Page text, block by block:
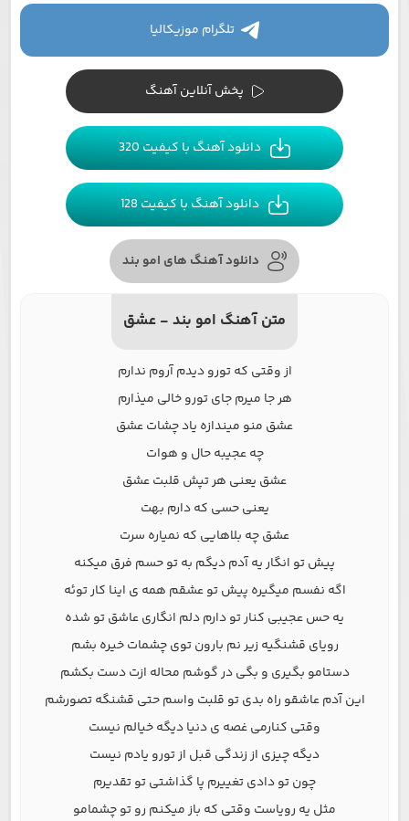
تلگرام موزیکالیا
پخش آنلاین آهنگ
دانلود آهنگ با کیفیت 320
دانلود آهنگ با کیفیت 128
دانلود آهنگ های امو بند
متن آهنگ امو بند - عشق
از وقتی که تورو دیدم آروم ندارم
هر جا میرم جای تورو خالی میذارم
عشق منو میندازه یاد چشات عشق
چه عجیبه حال و هوات
عشق یعنی هر تپش قلبت عشق
یعنی حسی که دارم بهت
عشق چه بلاهایی که نمیاره سرت
پیش تو انگار یه آدم دیگم به تو حسم فرق میکنه
اگه نفسم میگیره پیش تو عشقم همه ی اینا کار توئه
یه حس عجیبی کنار تو دارم دلم انگاری عاشق تو شده
رویای قشنگیه زیر نم بارون توی چشمات خیره بشم
دستامو بگیری و بگی در گوشم محاله ازت دست بکشم
این آدم عاشقو راه بدی تو قلبت واسم حتی قشنگه تصورشم
وقتی کنارمی غصه ی دنیا دیگه خیالم نیست
دیگه چیزی از زندگی قبل از تورو یادم نیست
چون تو دادی تغییرم پا گذاشتی تو تقدیرم
مثل یه رویاست وقتی که باز میکنم رو تو چشمامو